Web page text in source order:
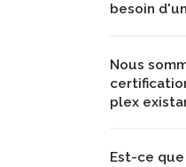
besoin
Nous
plex
Est-ce que